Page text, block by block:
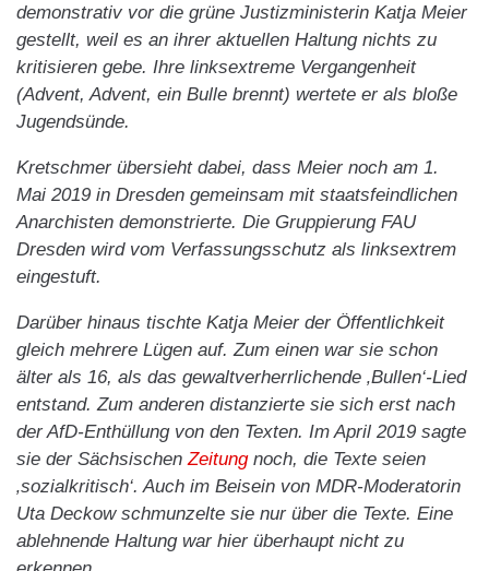
demonstrativ vor die grüne Justizministerin Katja Meier
gestellt, weil es an ihrer aktuellen Haltung nichts zu
kritisieren gebe. Ihre linksextreme Vergangenheit
(Advent, Advent, ein Bulle brennt) wertete er als bloße
Jugendsünde.
Kretschmer übersieht dabei, dass Meier noch am 1.
Mai 2019 in Dresden gemeinsam mit staatsfeindlichen
Anarchisten demonstrierte. Die Gruppierung FAU
Dresden wird vom Verfassungsschutz als linksextrem
eingestuft.
Darüber hinaus tischte Katja Meier der Öffentlichkeit
gleich mehrere Lügen auf. Zum einen war sie schon
älter als 16, als das gewaltverherrlichende ‚Bullen‘-Lied
entstand. Zum anderen distanzierte sie sich erst nach
der AfD-Enthüllung von den Texten. Im April 2019 sagte
sie der SächsischenZeitungnoch, die Texte seien
‚sozialkritisch‘. Auch im Beisein von MDR-Moderatorin
Uta Deckow schmunzelte sie nur über die Texte. Eine
ablehnende Haltung war hier überhaupt nicht zu